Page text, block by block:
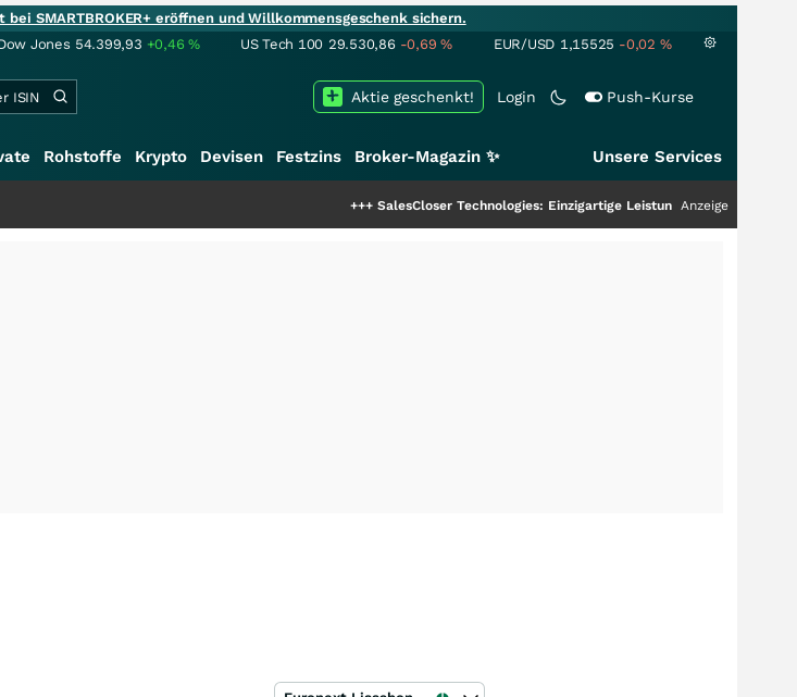
SMARTBROKER+ eröffnen und Willkommensgeschenk sichern.
Jones 54.399,93 +0,46% US Tech 100 29.530,86 -0,69% EUR/USD 1,15525 -0,02 %
Login Push-Kurse
Aktie geschenkt!
Rohstoffe Krypto Devisen Festzins Broker-Magazin ✨ Unsere Services
SalesCloser Technologies: Einzigartige Leistung zieht die Top-Dogs an!
Anzeige